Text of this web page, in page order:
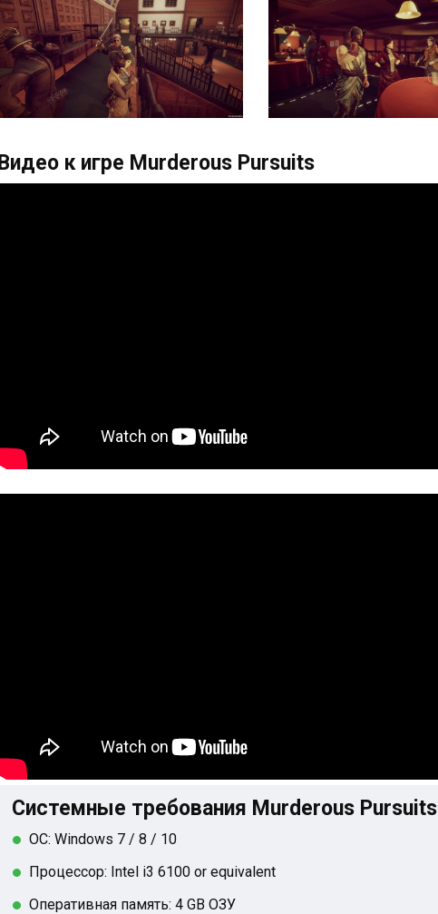
Видео к игре Murderous Pursuits
Системные требования Murderous Pursuits
ОС: Windows 7 / 8 / 10
Процессор: Intel i3 6100 or equivalent
Оперативная память: 4 GB ОЗУ